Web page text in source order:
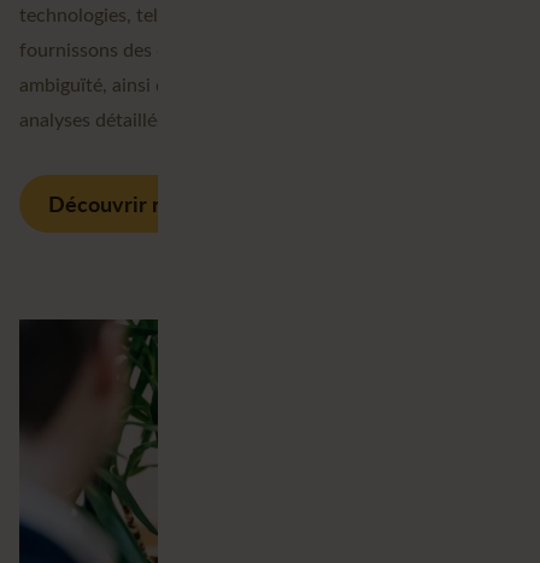
technologies, telles que FME et ArcGIS. Grâce à elles, nous
fournissons des données de haute qualité et sans
ambiguïté, ainsi qu'une visualisation puissante pour des
analyses détaillées.
Découvrir nos services